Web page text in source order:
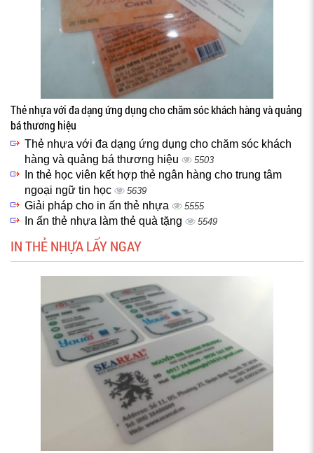
Thẻ nhựa với đa dạng ứng dụng cho chăm sóc khách hàng và quảng
bá thương hiệu
Thẻ nhựa với đa dạng ứng dụng cho chăm sóc khách
hàng và quảng bá thương hiệu
5503
In thẻ học viên kết hợp thẻ ngân hàng cho trung tâm
ngoại ngữ tin học
5639
Giải pháp cho in ấn thẻ nhựa 5555
In ấn thẻ nhựa làm thẻ quà tặng 5549
IN THẺ NHỰA LẤY NGAY